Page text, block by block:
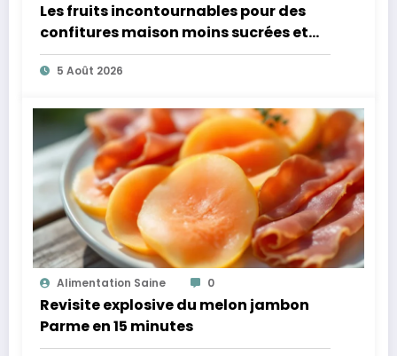
Les fruits incontournables pour des
confitures maison moins sucrées et
plus légères
5 Août 2026
Alimentation Saine 0
Revisite explosive du melon jambon
Parme en 15 minutes